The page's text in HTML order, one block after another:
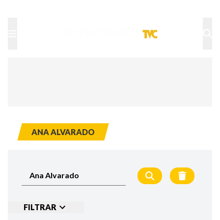
ANA ALVARADO
FILTRAR